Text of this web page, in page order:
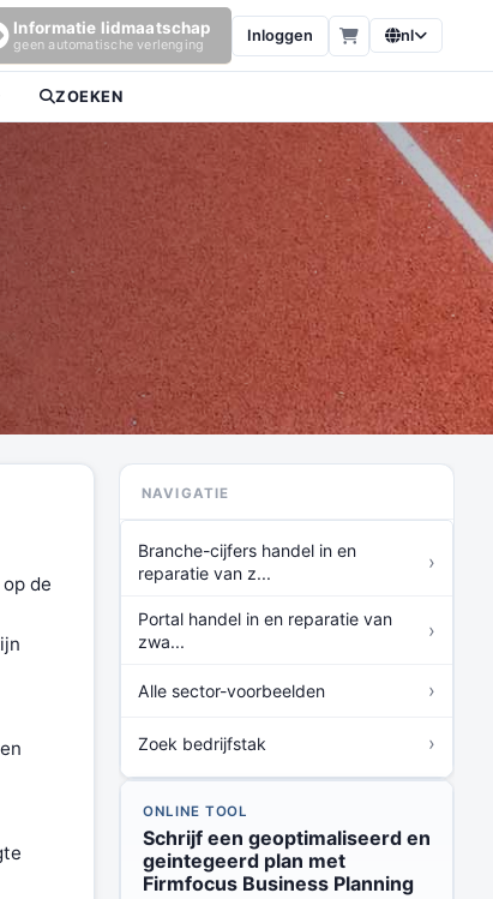
Informatie lidmaatschap
geen automatische verlenging
Inloggen nl
ZOEKEN
de
NAVIGATIE
Branche-cijfers handel in en
reparatie van z...
›
Portal handel in en reparatie van
zwa...
›
Alle sector-voorbeelden ›
Zoek bedrijfstak ›
ONLINE TOOL
Schrijf een geoptimaliseerd en
geintegeerd plan met
Firmfocus Business Planning